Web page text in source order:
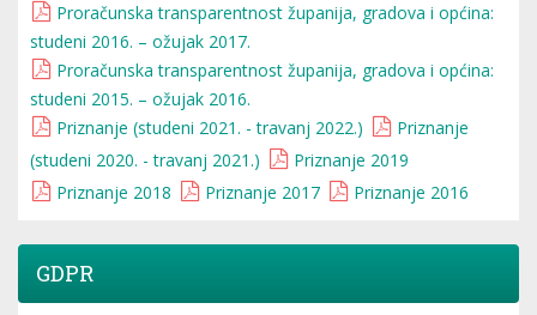
Proračunska transparentnost županija, gradova i općina:
studeni 2016. – ožujak 2017.
Proračunska transparentnost županija, gradova i općina:
studeni 2015. – ožujak 2016.
Priznanje (studeni 2021. - travanj 2022.)
Priznanje
(studeni 2020. - travanj 2021.)
Priznanje 2019
Priznanje 2018
Priznanje 2017 Priznanje 2016
GDPR